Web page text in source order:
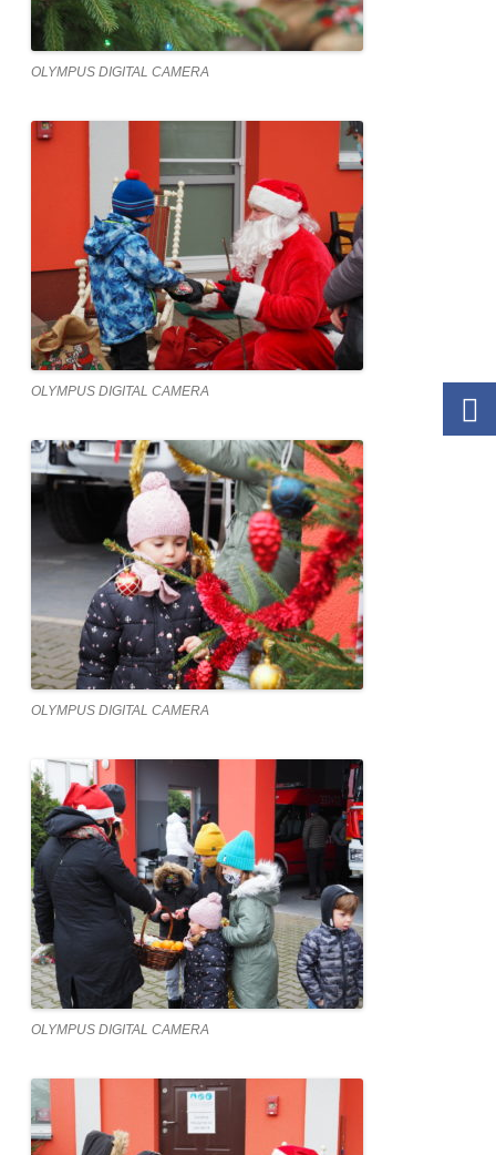
OLYMPUS DIGITAL CAMERA
OLYMPUS DIGITAL CAMERA
OLYMPUS DIGITAL CAMERA
OLYMPUS DIGITAL CAMERA